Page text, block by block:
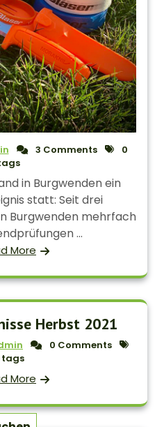
3 Comments
0
in Burgwenden ein
statt: Seit drei
Burgwenden mehrfach
...
More
Herbst 2021
0 Comments
tags
More